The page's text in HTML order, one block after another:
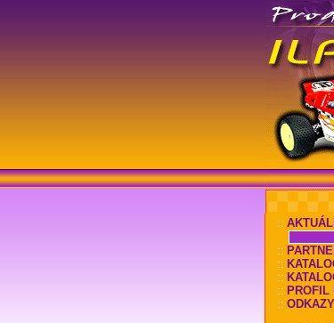
::
::
::
::
:: PROFIL
:: ODKAZY